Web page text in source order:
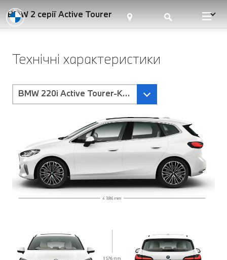
BMW 2 серії Active Tourer
Технічні характеристики
BMW 220i Active Tourer-Коробка передач